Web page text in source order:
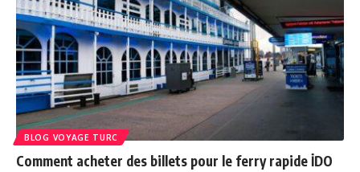
BLOG VOYAGE TURC
Comment acheter des billets pour le ferry rapide İDO